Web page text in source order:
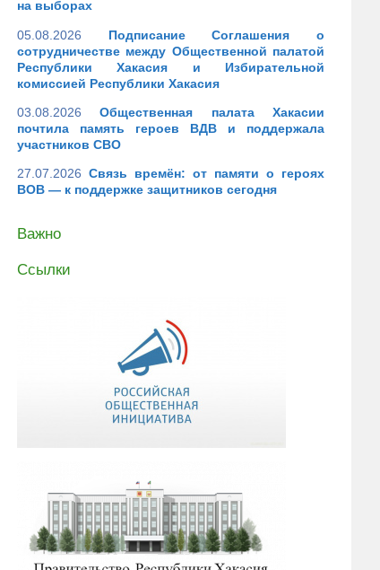
на выборах
05.08.2026
Подписание Соглашения о
сотрудничестве между Общественной палатой
Республики Хакасия и Избирательной
комиссией Республики Хакасия
03.08.2026
Общественная палата Хакасии
почтила память героев ВДВ и поддержала
участников СВО
27.07.2026 Связь времён: от памяти о героях
ВОВ — к поддержке защитников сегодня
Важно
Ссылки